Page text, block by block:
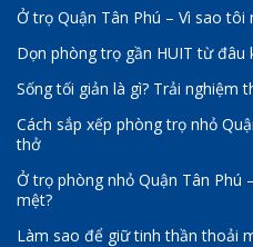
N10-006 test
,
101-400 test,
350-018 dumps ,
PR000041 pdf,
3002 exam
CCA-500 test,
101-400 certification
101-400 dumps,
Ở trọ Quận Tân Phú – Vì sao tôi
Dọn phòng trọ gần HUIT từ đâu
Sống tối giản là gì? Trải nghiệm
Cách sắp xếp phòng trọ nhỏ
thở
Ở trọ phòng nhỏ Quận Tân Phú
mệt?
Làm sao để giữ tinh thần thoải